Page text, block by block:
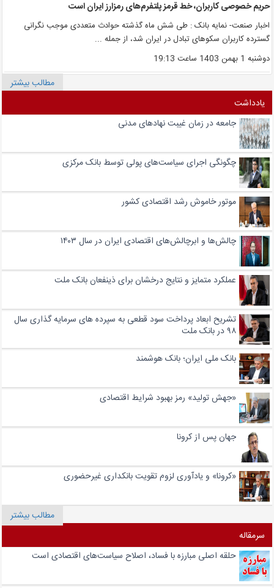
حریم خصوصی کاربران، خط قرمز پلتفرم‌های رمزارز ایران است
اخبار صنعت- نمایه بانک : طی شش ماه گذشته حوادث متعددی موجب نگرانی
گسترده کاربران سکوهای تبادل در ایران شد، از جمله ...
دوشنبه 1 بهمن 1403 ساعت 19:13
مطالب بیشتر
یادداشت
جامعه در زمان غیبت نهادهای مدنی
چگونگی اجرای سیاست‌های پولی توسط بانک مرکزی
موتور خاموش رشد اقتصادی کشور
چالش‏‏‌ها و ابرچالش‏‏‌های اقتصادی ایران در سال ۱۴۰۳
عملکرد متمایز و نتایج درخشان برای ذینفعان بانک ملت
تشریح ابعاد پرداخت سود قطعی به سپرده های سرمایه گذاری سال
۹۸ در بانک ملت
بانک ملی ایران؛ بانک هوشمند
«جهش تولید» رمز بهبود شرایط اقتصادی
جهان پس از کرونا
«کرونا» و یادآوری لزوم تقویت بانکداری غیرحضوری
مطالب بیشتر
سرمقاله
حلقه اصلی مبارزه با فساد، اصلاح سیاست‌‌های اقتصادی است